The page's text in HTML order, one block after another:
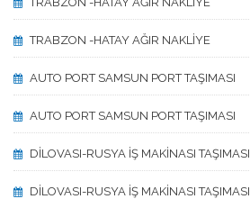
TRABZON -HATAY AĞIR NAKLİYE
AUTO PORT SAMSUN PORT TAŞIMASI
AUTO PORT SAMSUN PORT TAŞIMASI
DİLOVASI-RUSYA İŞ MAKİNASI TAŞIMASI
DİLOVASI-RUSYA İŞ MAKİNASI TAŞIMASI